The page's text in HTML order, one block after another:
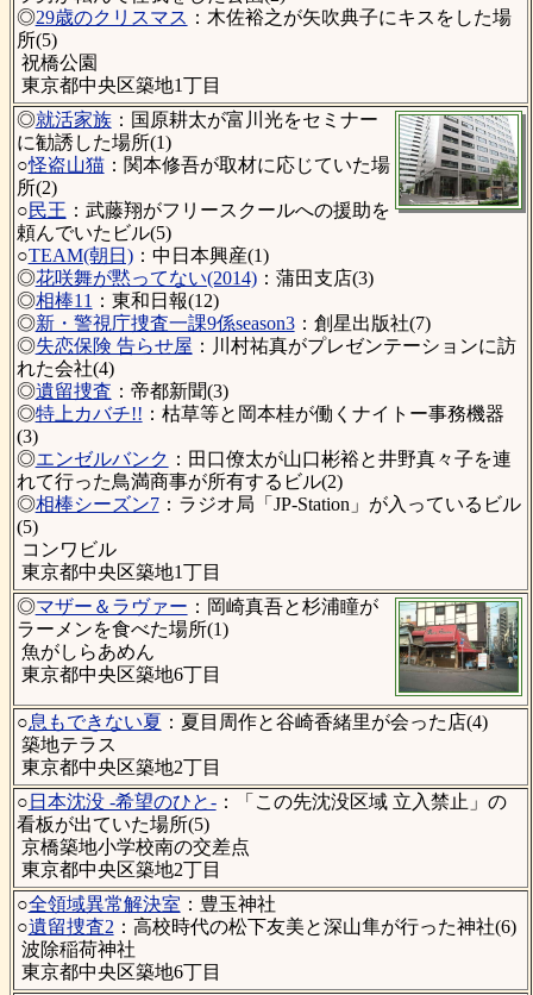
◎29歳のクリスマス ：木佐裕之が矢吹典子にキスをした場
所(5)
祝橋公園
東京都中央区築地1丁目
◎就活家族：国原耕太が富川光をセミナー
に勧誘した場所(1)
○怪盗山猫：関本修吾が取材に応じていた場
所(2)
○民王 ：武藤翔がフリースクールへの援助を
頼んでいたビル(5)
○TEAM(朝日)：中日本興産(1)
◎花咲舞が黙ってない(2014)：蒲田支店(3)
◎相棒11 ：東和日報(12)
◎新・警視庁捜査一課9係season3：創星出版社(7)
◎失恋保険 告らせ屋 ：川村祐真がプレゼンテーションに訪
れた会社(4)
◎遺留捜査 ：帝都新聞(3)
◎特上カバチ!! ：枯草等と岡本桂が働くナイトー事務機器
(3)
◎エンゼルバンク ：田口僚太が山口彬裕と井野真々子を連
れて行った鳥満商事が所有するビル(2)
◎相棒シーズン7：ラジオ局「JP-Station」が入っているビル
(5)
コンワビル
東京都中央区築地1丁目
◎マザー＆ラヴァー ：岡崎真吾と杉浦瞳が
ラーメンを食べた場所(1)
魚がしらあめん
東京都中央区築地6丁目
○息もできない夏 ：夏目周作と谷崎香緒里が会った店(4)
築地テラス
東京都中央区築地2丁目
○ 日本沈没 -希望のひと-：「この先沈没区域 立入禁止」の
看板が出ていた場所(5)
京橋築地小学校南の交差点
東京都中央区築地2丁目
○全領域異常解決室 ：豊玉神社
○遺留捜査2 ：高校時代の松下友美と深山隼が行った神社(6)
波除稲荷神社
東京都中央区築地6丁目